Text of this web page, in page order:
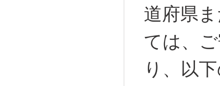
道府県
ては、
り、以